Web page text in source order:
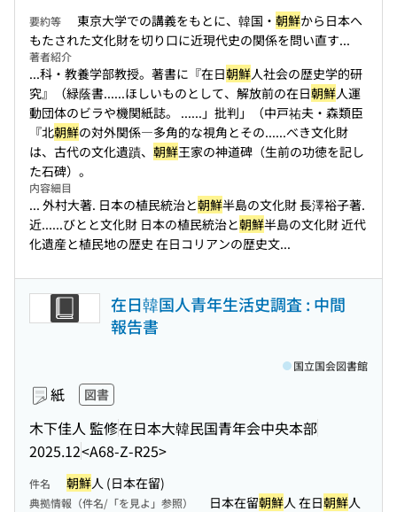
要約等 東京大学での講義をもとに、韓国・ 朝鮮から日本へ
もたされた文化財を切り口に近現代史の関係を問い直す...
著者紹介
...科・教養学部教授。著書に『在日朝鮮人社会の歴史学的研
究』（緑蔭書......ほしいものとして、解放前の在日朝鮮人運
動団体のビラや機関紙誌。 ......」批判」（中戸祐夫・森類臣
『北朝鮮の対外関係―多角的な視角とその......べき文化財
は、古代の文化遺蹟、 朝鮮王家の神道碑（生前の功徳を記し
た石碑）。
内容細目
... 外村大著. 日本の植民統治と朝鮮半島の文化財 長澤裕子著.
近......びとと文化財 日本の植民統治と朝鮮半島の文化財 近代
化遺産と植民地の歴史 在日コリアンの歴史文...
在日韓国人青年生活史調査 : 中間
報告書
紙 図書
木下佳人 監修在日本大韓民国青年会中央本部
2025.12<A68-Z-R25>
国立国会図書館
件名 朝鮮人 (日本在留)
典拠情報（件名/「を見よ」参照） 日本在留朝鮮人 在日朝鮮人